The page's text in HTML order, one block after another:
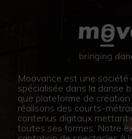
Moovance est une société
spécialisée dans la danse
que plateforme de
réalisons des courts-
contenus digitaux mettant
toutes ses formes. Notre